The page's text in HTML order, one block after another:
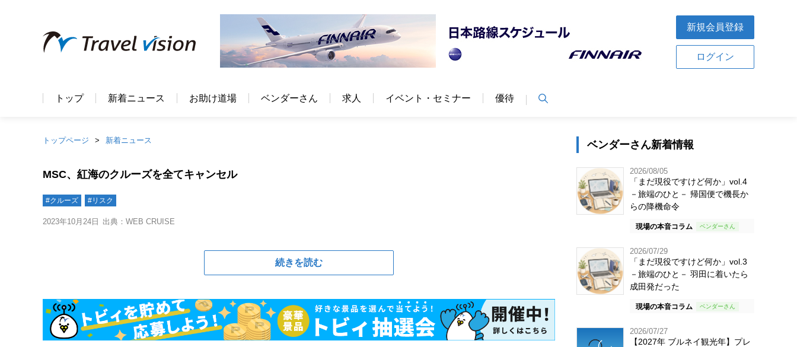
新規会員登録
ログイン
トップ 新着ニュース お助け道場 ベンダーさん 求人 イベント・セミナー 優待
トップページ 新着ニュース
MSC、紅海のクルーズを全てキャンセル
#クルーズ #リスク
2023年10月24日 出典：WEB CRUISE
続きを読む
ベンダーさん新着情報
2026/08/05
「まだ現役ですけど何か」vol.4
－旅端のひと－ 帰国便で機長か
らの降機命令
現場の本音コラム
2026/07/29
「まだ現役ですけど何か」vol.3
－旅端のひと－ 羽田に着いたら
成田発だった
現場の本音コラム
2026/07/27
【2027年 ブルネイ観光年】プレ